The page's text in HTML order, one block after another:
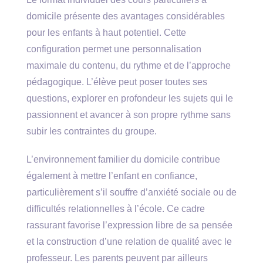
domicile présente des avantages considérables
pour les enfants à haut potentiel. Cette
configuration permet une personnalisation
maximale du contenu, du rythme et de l’approche
pédagogique. L’élève peut poser toutes ses
questions, explorer en profondeur les sujets qui le
passionnent et avancer à son propre rythme sans
subir les contraintes du groupe.
L’environnement familier du domicile contribue
également à mettre l’enfant en confiance,
particulièrement s’il souffre d’anxiété sociale ou de
difficultés relationnelles à l’école. Ce cadre
rassurant favorise l’expression libre de sa pensée
et la construction d’une relation de qualité avec le
professeur. Les parents peuvent par ailleurs